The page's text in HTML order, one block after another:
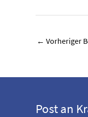
← Vorheriger
Post an